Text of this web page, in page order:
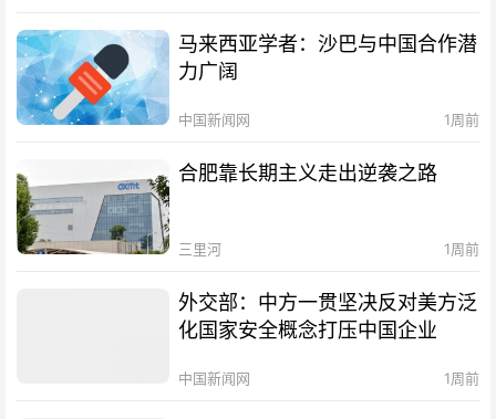
马来西亚学者：沙巴与中国合作潜
力广阔
中国新闻网 1周前
合肥靠长期主义走出逆袭之路
三里河 1周前
外交部：中方一贯坚决反对美方泛
化国家安全概念打压中国企业
中国新闻网 1周前